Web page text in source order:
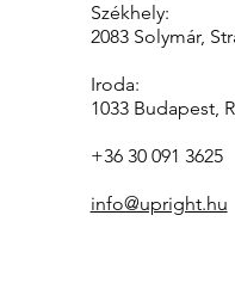
Székhely:
2083 Solymár,
Iroda:
1033 Budapest,
+36 30 091 3625
info@upright.hu